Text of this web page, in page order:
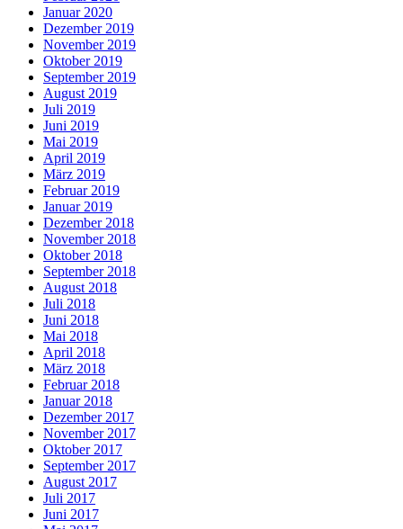
Januar 2020
Dezember 2019
November 2019
Oktober 2019
September 2019
August 2019
Juli 2019
Juni 2019
Mai 2019
April 2019
März 2019
Februar 2019
Januar 2019
Dezember 2018
November 2018
Oktober 2018
September 2018
August 2018
Juli 2018
Juni 2018
Mai 2018
April 2018
März 2018
Februar 2018
Januar 2018
Dezember 2017
November 2017
Oktober 2017
September 2017
August 2017
Juli 2017
Juni 2017